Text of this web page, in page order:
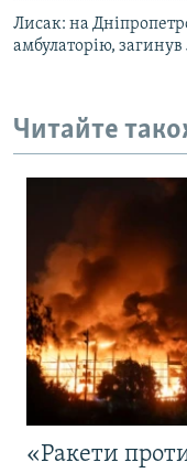
Лисак: на
амбулаторію, загинув
Читайте
«Ракети